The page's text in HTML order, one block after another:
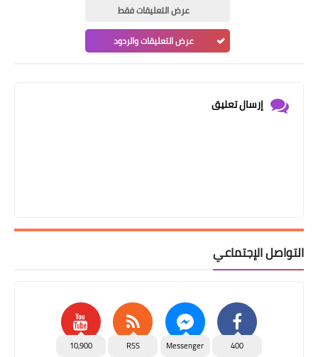
عرض التعليقات فقط
عرض التعليقات والردود
إرسال تعليق
التواصل الإجتماعي
400
Messenger
RSS
10,900